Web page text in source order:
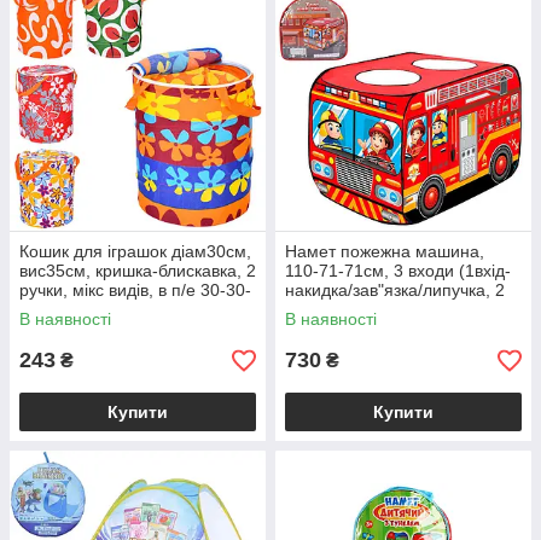
Кошик для іграшок діам30см,
вис35см, кришка-блискавка, 2
ручки, мікс видів, в п/е 30-30-
2см /50/
В наявності
243 ₴
Купити
Намет пожежна машина,
110-71-71см, 3 входи (1вхід-
накидка/зав"язка/липучка, 2
входи - отвіри на даху), у
сумці, 40-38-3см /12/
В наявності
730 ₴
Купити